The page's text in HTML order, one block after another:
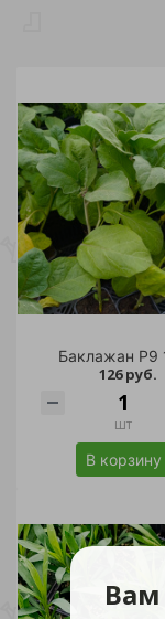
Вам
Баклажан Р9
126 руб.
шт
В корзину